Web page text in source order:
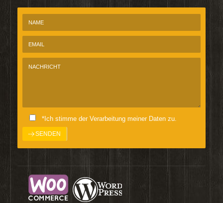
*Ich stimme der Verarbeitung meiner Daten zu.